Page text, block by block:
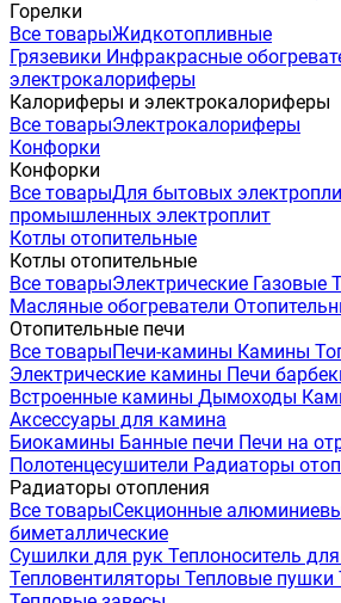
Горелки
Все товарыЖидкотопливные
Грязевики Инфракрасные
электрокалориферы
Калориферы и электрокалориферы
Все товарыЭлектрокалориферы
Конфорки
Конфорки
Все товарыДля бытовых
промышленных электроплит
Котлы отопительные
Котлы отопительные
Все товарыЭлектрические Газовые
Масляные обогреватели
Отопительные печи
Все товарыПечи-камины Камины
Электрические камины Печи
Встроенные камины Дымоходы
Аксессуары для камина
Биокамины Банные печи Печи на
Полотенцесушители Радиаторы
Радиаторы отопления
Все товарыСекционные
биметаллические
Сушилки для рук Теплоноситель
Тепловентиляторы Тепловые пушки